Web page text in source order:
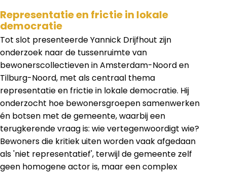
Representatie en frictie in lokale
democratie
Tot slot presenteerde Yannick Drijfhout zijn
onderzoek naar de tussenruimte van
bewonerscollectieven in Amsterdam-Noord en
Tilburg-Noord, met als centraal thema
representatie en frictie in lokale democratie. Hij
onderzocht hoe bewonersgroepen samenwerken
én botsen met de gemeente, waarbij een
terugkerende vraag is: wie vertegenwoordigt wie?
Bewoners die kritiek uiten worden vaak afgedaan
als 'niet representatief', terwijl de gemeente zelf
geen homogene actor is, maar een complex